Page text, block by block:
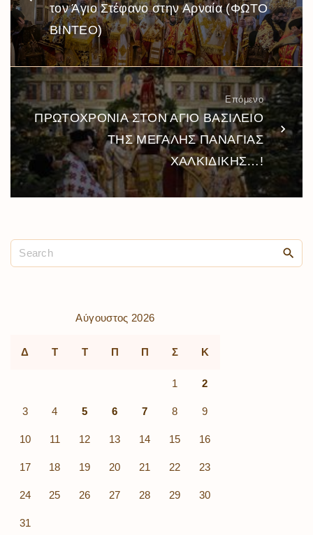
τον Άγιο Στέφανο στην Αρναία (ΦΩΤΟ
ΒΙΝΤΕΟ)
Επόμενο
ΠΡΩΤΟΧΡΟΝΙΑ ΣΤΟΝ ΑΓΙΟ ΒΑΣΙΛΕΙΟ
ΤΗΣ ΜΕΓΑΛΗΣ ΠΑΝΑΓΙΑΣ
ΧΑΛΚΙΔΙΚΗΣ…!
Αύγουστος 2026
Δ Τ Τ Π Π Σ Κ
1 2
3 4 5 6 7 8 9
10 11 12 13 14 15 16
17 18 19 20 21 22 23
24 25 26 27 28 29 30
31